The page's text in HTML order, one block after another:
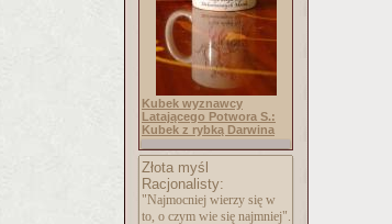
Kubek wyznawcy
Latającego Potwora S.:
Kubek z rybką Darwina
Złota myśl
Racjonalisty:
"Najmocniej wierzy się w
to, o czym wie się najmniej".